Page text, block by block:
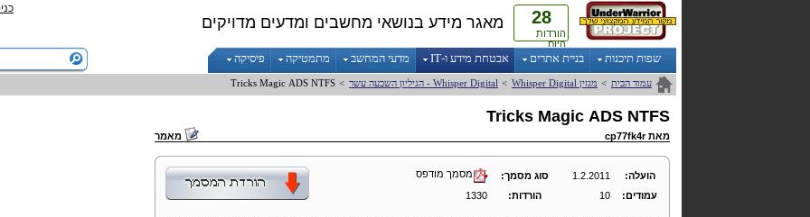
28
הורדות
היום
מאגר מידע בנושאי מחשבים ומדעים מדויקים
שפות תיכנות בניית אתרים אבטחת מידע ו-IT מדעי המחשב מתמטיקה פיסיקה
עמוד הבית > מגזין Digital
Whisper
>
Digital
Whisper - הגיליון השבעה עשר >
NTFS
ADS
Magic
Tricks
NTFS
ADS
Magic
Tricks
מאתcp77fk4r מאמר
הועלה: 1.2.2011 סוג מסמך:
מסמך מודפס
עמודים:
10 הורדות: 1330